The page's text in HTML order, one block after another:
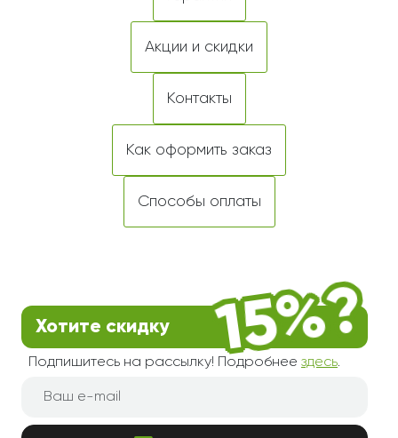
Акции и скидки
Контакты
Как оформить заказ
Способы оплаты
Хотите скидку
Подпишитесь на рассылку! Подробнее здесь.